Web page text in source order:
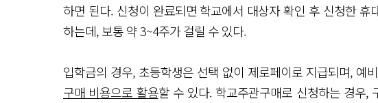
하면 된다. 신청이 완료되면 학교에서 대상자 확인 후 신청한
하는데, 보통 약 3~4주가 걸릴 수 있다.
입학금의 경우, 초등학생은 선택 없이 제로페이로 지급되며, 예
구매 비용으로 활용할 수 있다. 학교주관구매로 신청하는 경우,